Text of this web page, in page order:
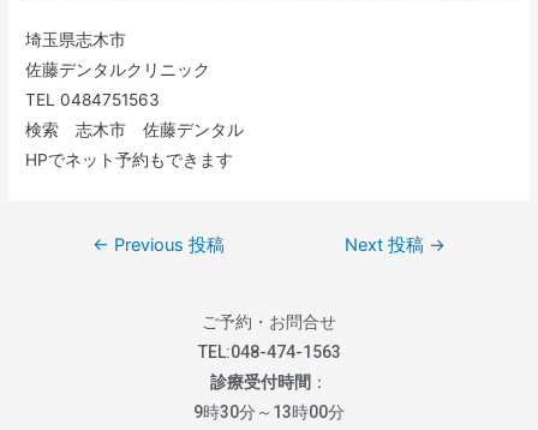
埼玉県志木市
佐藤デンタルクリニック
TEL 0484751563
検索 志木市 佐藤デンタル
HPでネット予約もできます
← Previous 投稿 Next 投稿 →
ご予約・お問合せ
TEL:048-474-1563
診療受付時間 ：
9時30分～13時00分